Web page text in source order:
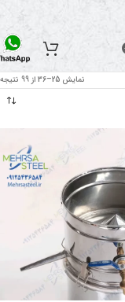
نمایش 25–36 از 99 نتیجه